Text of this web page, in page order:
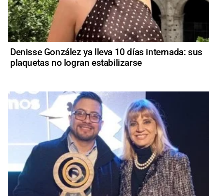
Denisse González ya lleva 10 días internada: sus
plaquetas no logran estabilizarse